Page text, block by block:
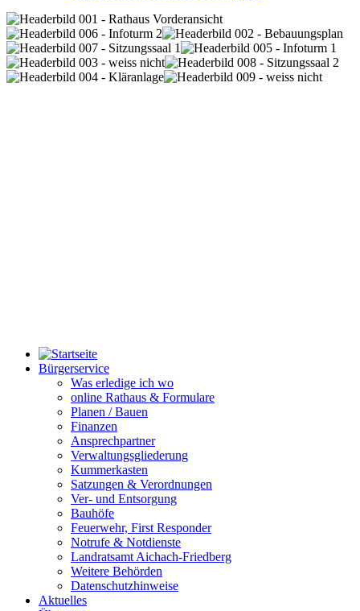
Bürgerservice
Was erledige ich wo
online Rathaus & Formulare
Planen / Bauen
Finanzen
Ansprechpartner
Verwaltungsgliederung
Kummerkasten
Satzungen & Verordnungen
Ver- und Entsorgung
Bauhöfe
Feuerwehr, First Responder
Notrufe & Notdienste
Landratsamt Aichach-Friedberg
Weitere Behörden
Datenschutzhinweise
Aktuelles